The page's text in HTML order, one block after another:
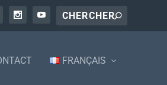
FRANÇAIS